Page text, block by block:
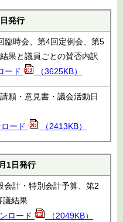
発行
臨時会、第4回定例会、第5
果と議員ごとの賛否内訳
ード
（3625KB）
願・意見書・議会活動日
ード
（2413KB）
1日発行
会計・特別会計予算、第2
議結果
ロード
（2049KB）